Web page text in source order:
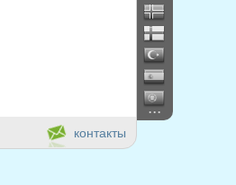
...
контакты